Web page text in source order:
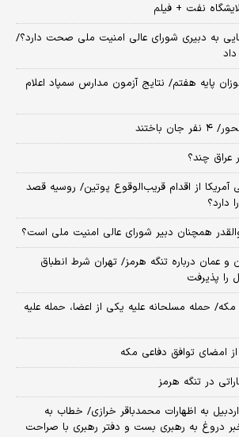
نفت + فیلم
به دبیری شورای عالی امنیت ملی صحت دارد؟/
پایه هفتم/ نتایج آزمون مدارس سمپاد اعلام
عراق چند؟
آمریکا از اقدام قریب‌الوقوع پوتین/ روسیه قصد
دارد؟
همچنان دبیر شورای ‌عالی امنیت ملی است؟
و عمان درباره تنگه هرمز/ تهران شرط انطباق
را پذیرفت
حمله مسلحانه علیه یکی از اعضا، حمله علیه
امضای توافق دفاعی مکه
در تنگه هرمز
به اظهارات محمدباقر خرازی/ خطاب به
دروغ به رهبری بست و دفتر رهبری با صراحت